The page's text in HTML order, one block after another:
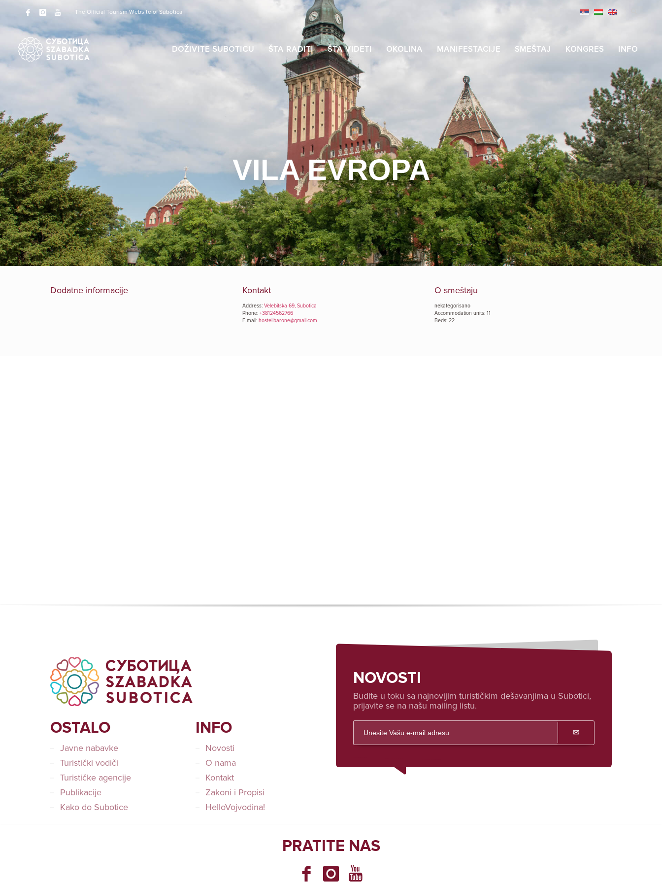
The Official Tourism Website of Subotica
DOŽIVITE SUBOTICU ŠTA RADITI ŠTA VIDETI OKOLINA MANIFESTACIJE SMEŠTAJ KONGRES INFO
VILA EVROPA
Dodatne informacije Kontakt
Address: Velebitska 69, Subotica
Phone: +38124562766
E-mail: hostel.barone@gmail.com
O smeštaju
nekategorisano
Accommodation units: 11
Beds: 22
OSTALO
Javne nabavke
Turistički vodiči
Turističke agencije
Publikacije
Kako do Subotice
INFO
Novosti
O nama
Kontakt
Zakoni i Propisi
HelloVojvodina!
NOVOSTI
Budite u toku sa najnovijim turističkim dešavanjima u Subotici,
prijavite se na našu mailing listu.
PRATITE NAS